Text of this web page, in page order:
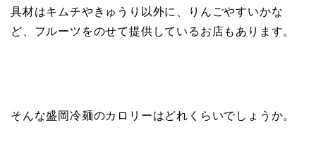
具材はキムチやきゅうり以外に、りんごやすいかな
ど、フルーツをのせて提供しているお店もあります。
そんな盛岡冷麺のカロリーはどれくらいでしょうか。